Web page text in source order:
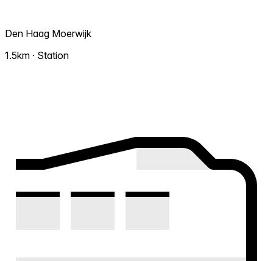
Den Haag Moerwijk
1.5km · Station